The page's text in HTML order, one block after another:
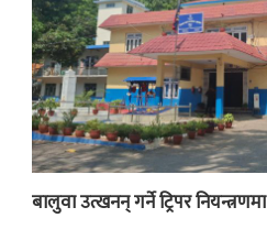
बालुवा उत्खनन् गर्ने ट्रिपर नियन्त्रणमा